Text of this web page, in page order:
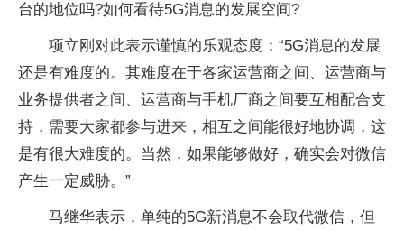
台的地位吗?如何看待5G消息的发展空间?
项立刚对此表示谨慎的乐观态度：“5G消息的发展
还是有难度的。其难度在于各家运营商之间、运营商与
业务提供者之间、运营商与手机厂商之间要互相配合支
持，需要大家都参与进来，相互之间能很好地协调，这
是有很大难度的。当然，如果能够做好，确实会对微信
产生一定威胁。”
马继华表示，单纯的5G新消息不会取代微信，但